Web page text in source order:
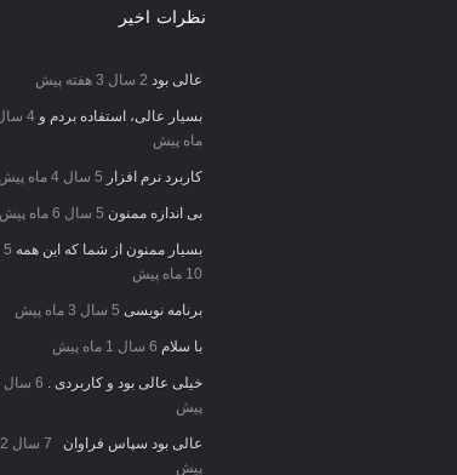
نظرات اخیر
عالی بود 2 سال 3 هفته پیش
بسیار عالی، استفاده بردم و
ماه پیش
کاربرد نرم افزار 5 سال 4 ماه پیش
بی اندازه ممنون 5 سال 6 ماه پیش
بسیار ممنون از شما که این همه
10 ماه پیش
برنامه نویسی 5 سال 3 ماه پیش
با سلام 6 سال 1 ماه پیش
خیلی عالی بود و کاربردی .
پیش
عالی بود سپاس فراوان
پیش